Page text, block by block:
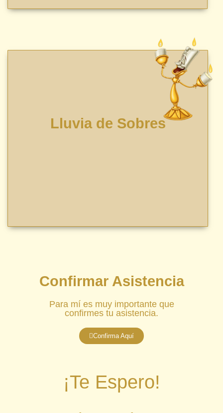
Lluvia de Sobres
Confirmar Asistencia
Para mí es muy importante que
confirmes tu asistencia.
Confirma Aquí
¡Te Espero!